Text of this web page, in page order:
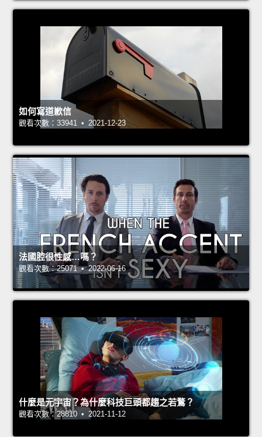
如何寫道歉信
觀看次數：33941 • 2021-12-23
法國腔很性感…嗎？
觀看次數：25071 • 2022-06-16
什麼是元宇宙？為什麼科技巨頭都趨之若鶩？
觀看次數：28810 • 2021-11-12